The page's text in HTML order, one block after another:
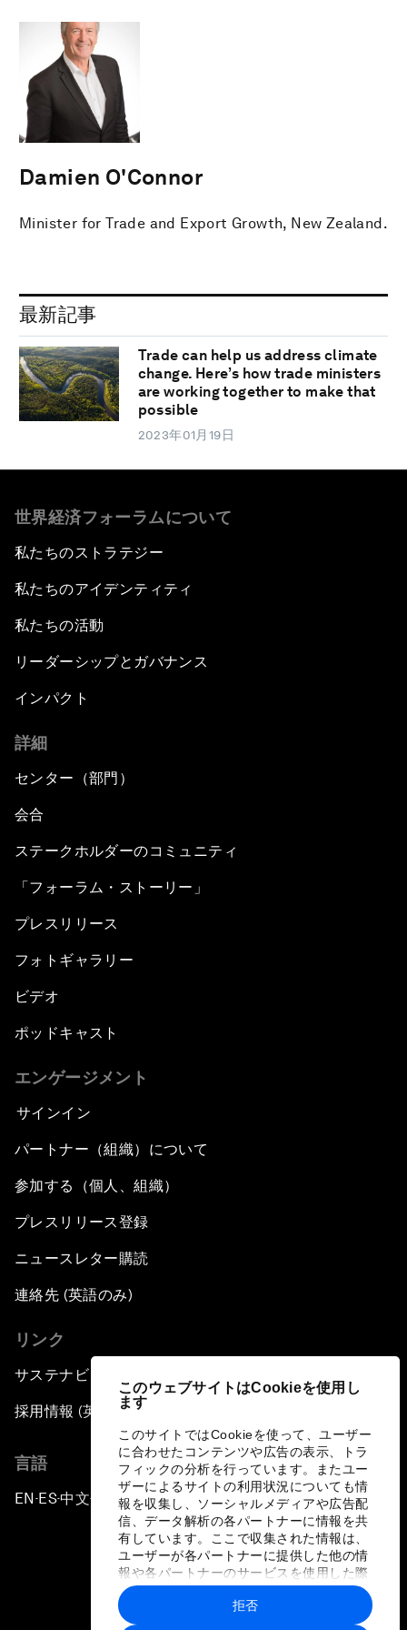
このウェブサイトはCookieを使用し
ます
このサイトではCookieを使って、ユーザー
に合わせたコンテンツや広告の表示、トラ
フィックの分析を行っています。またユー
ザーによるサイトの利用状況についても情
報を収集し、ソーシャルメディアや広告配
信、データ解析の各パートナーに情報を共
有しています。ここで収集された情報は、
ユーザーが各パートナーに提供した他の情
報や各パートナーのサービスを使用した際
に収集された情報と組み合わされ、各パー
トナーによって使用されることがありま
す。
拒否
Damien O'Connor
Minister for Trade and Export Growth, New Zealand.
最新記事
Trade can help us address climate
change. Here’s how trade ministers
are working together to make that
possible
2023年01月19日
世界経済フォーラムについて
私たちのストラテジー
私たちのアイデンティティ
私たちの活動
リーダーシップとガバナンス
インパクト
詳細
センター（部門）
会合
ステークホルダーのコミュニティ
「フォーラム・ストーリー」
プレスリリース
フォトギャラリー
ビデオ
ポッドキャスト
エンゲージメント
サインイン
パートナー（組織）について
参加する（個人、組織）
プレスリリース登録
ニュースレター購読
連絡先 (英語のみ)
リンク
サステナビリティへの取り組み
採用情報 (英語のみ)
言語
EN ▪ ES▪中文▪ 日本語
プライバシーポリシーと利用規約